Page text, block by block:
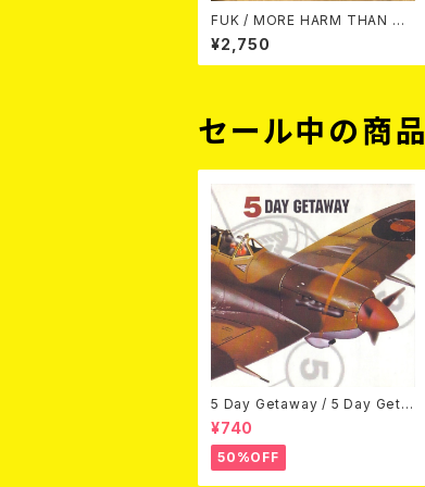
FUK / MORE HARM THAN GO
OD(PINK) T-shirt
¥2,750
セール中の商品
5 Day Getaway / 5 Day Geta
way (CDEP)
¥740
50%OFF